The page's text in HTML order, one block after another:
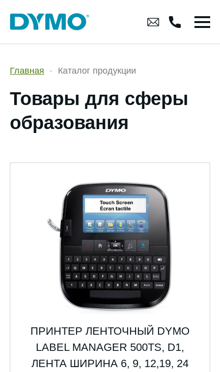
Главная Каталог продукции
Товары для сферы
образования
ПРИНТЕР ЛЕНТОЧНЫЙ DYMO
LABEL MANAGER 500TS, D1,
ЛЕНТА ШИРИНА 6, 9, 12,19, 24